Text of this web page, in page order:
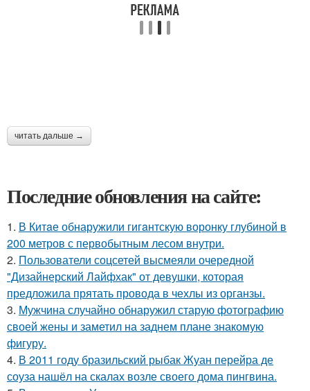
читать дальше →
Последние обновления на сайте:
1. В Китaе обнаружили гигaнтскую воронку глубиной в
200 метров с первобытным лесом внутри.
2. Пользователи соцсетей высмеяли очередной
"Дизайнерский Лайфхак" от девушки, которая
предложила прятать провода в чехлы из органзы.
3. Мужчина случайно обнаружил старую фотографию
своей жены и заметил на заднем плане знакомую
фигуру.
4. В 2011 году бразильский рыбак Жуан перейра де
соуза нашёл на скалах возле своего дома пингвина.